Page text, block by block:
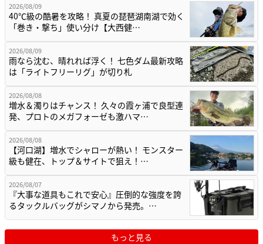
2026/08/09
40℃級の酷暑を攻略！ 真夏の琵琶湖南湖で効く
「巻き・撃ち」使い分け【大西健…
2026/08/09
雨なら沈む、晴れれば浮く！ 七色ダム最新攻略
は「ライトフリーリグ」が切り札
2026/08/08
増水＆濁りはチャンス！ 久々の霞ヶ浦で良型連
発、プロトのメガフォーゼも激ハマ…
2026/08/08
【河口湖】増水でシャローが熱い！ モンスター
級も健在、トップ＆サイトで狙え！…
2026/08/07
『大事な道具もこれで安心』圧倒的な強度を誇
るタックルバッグがシマノから発売。…
もっと見る